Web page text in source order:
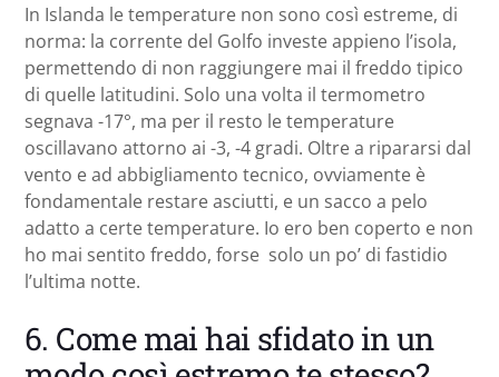
In Islanda le temperature non sono così estreme, di
norma: la corrente del Golfo investe appieno l’isola,
permettendo di non raggiungere mai il freddo tipico
di quelle latitudini. Solo una volta il termometro
segnava -17°, ma per il resto le temperature
oscillavano attorno ai -3, -4 gradi. Oltre a ripararsi dal
vento e ad abbigliamento tecnico, ovviamente è
fondamentale restare asciutti, e un sacco a pelo
adatto a certe temperature. Io ero ben coperto e non
ho mai sentito freddo, forse solo un po’ di fastidio
l’ultima notte.
6. Come mai hai sfidato in un